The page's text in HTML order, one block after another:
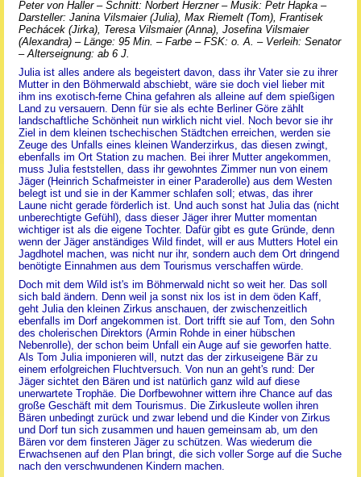
Peter von Haller – Schnitt: Norbert Herzner – Musik: Petr Hapka –
Darsteller: Janina Vilsmaier (Julia), Max Riemelt (Tom), Frantisek
Pechácek (Jirka), Teresa Vilsmaier (Anna), Josefina Vilsmaier
(Alexandra) – Länge: 95 Min. – Farbe – FSK: o. A. – Verleih: Senator
– Alterseignung: ab 6 J.
Julia ist alles andere als begeistert davon, dass ihr Vater sie zu ihrer
Mutter in den Böhmerwald abschiebt, wäre sie doch viel lieber mit
ihm ins exotisch-ferne China gefahren als alleine auf dem spießigen
Land zu versauern. Denn für sie als echte Berliner Göre zählt
landschaftliche Schönheit nun wirklich nicht viel. Noch bevor sie ihr
Ziel in dem kleinen tschechischen Städtchen erreichen, werden sie
Zeuge des Unfalls eines kleinen Wanderzirkus, das diesen zwingt,
ebenfalls im Ort Station zu machen. Bei ihrer Mutter angekommen,
muss Julia feststellen, dass ihr gewohntes Zimmer nun von einem
Jäger (Heinrich Schafmeister in einer Paraderolle) aus dem Westen
belegt ist und sie in der Kammer schlafen soll; etwas, das ihrer
Laune nicht gerade förderlich ist. Und auch sonst hat Julia das (nicht
unberechtigte Gefühl), dass dieser Jäger ihrer Mutter momentan
wichtiger ist als die eigene Tochter. Dafür gibt es gute Gründe, denn
wenn der Jäger anständiges Wild findet, will er aus Mutters Hotel ein
Jagdhotel machen, was nicht nur ihr, sondern auch dem Ort dringend
benötigte Einnahmen aus dem Tourismus verschaffen würde.
Doch mit dem Wild ist's im Böhmerwald nicht so weit her. Das soll
sich bald ändern. Denn weil ja sonst nix los ist in dem öden Kaff,
geht Julia den kleinen Zirkus anschauen, der zwischenzeitlich
ebenfalls im Dorf angekommen ist. Dort trifft sie auf Tom, den Sohn
des cholerischen Direktors (Armin Rohde in einer hübschen
Nebenrolle), der schon beim Unfall ein Auge auf sie geworfen hatte.
Als Tom Julia imponieren will, nutzt das der zirkuseigene Bär zu
einem erfolgreichen Fluchtversuch. Von nun an geht's rund: Der
Jäger sichtet den Bären und ist natürlich ganz wild auf diese
unerwartete Trophäe. Die Dorfbewohner wittern ihre Chance auf das
große Geschäft mit dem Tourismus. Die Zirkusleute wollen ihren
Bären unbedingt zurück und zwar lebend und die Kinder von Zirkus
und Dorf tun sich zusammen und hauen gemeinsam ab, um den
Bären vor dem finsteren Jäger zu schützen. Was wiederum die
Erwachsenen auf den Plan bringt, die sich voller Sorge auf die Suche
nach den verschwundenen Kindern machen.